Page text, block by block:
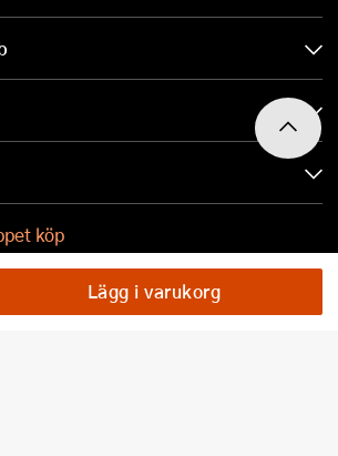
Lägg i varukorg
köp
appen